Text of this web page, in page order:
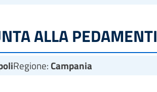
ALLA
Regione: Campania